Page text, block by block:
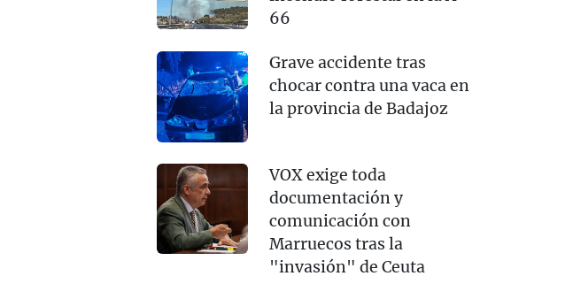
66
Grave accidente tras
chocar contra una vaca en
la provincia de Badajoz
VOX exige toda
documentación y
comunicación con
Marruecos tras la
"invasión" de Ceuta